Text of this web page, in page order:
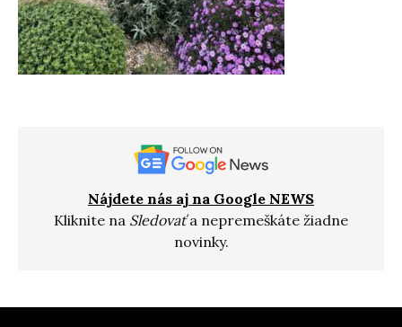
Nájdete nás aj na Google NEWS
Kliknite na Sledovaťa nepremeškáte žiadne
novinky.